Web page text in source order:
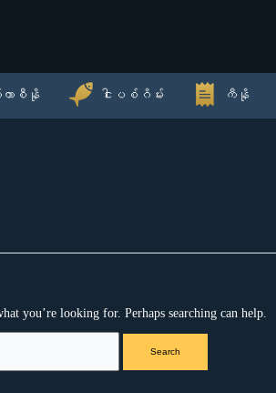
ာစီနို ငါးပစ်ဂိမ်း ကီနို
you’re looking for. Perhaps searching can help.